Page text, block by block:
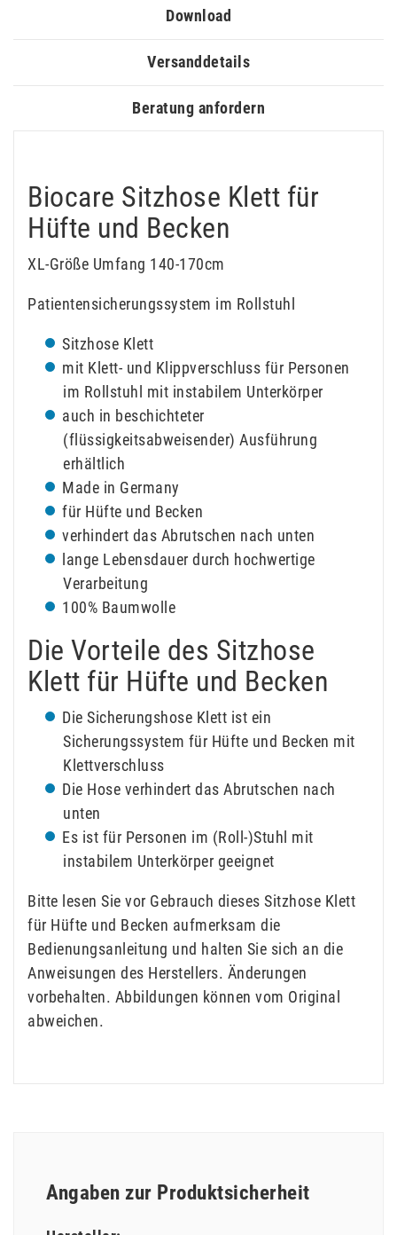
Download
Versanddetails
Beratung anfordern
Biocare Sitzhose Klett für
Hüfte und Becken
XL-Größe Umfang 140-170cm
Patientensicherungssystem im Rollstuhl
Sitzhose Klett
mit Klett- und Klippverschluss für Personen
im Rollstuhl mit instabilem Unterkörper
auch in beschichteter
(flüssigkeitsabweisender) Ausführung
erhältlich
Made in Germany
für Hüfte und Becken
verhindert das Abrutschen nach unten
lange Lebensdauer durch hochwertige
Verarbeitung
100% Baumwolle
Die Vorteile des Sitzhose
Klett für Hüfte und Becken
Die Sicherungshose Klett ist ein
Sicherungssystem für Hüfte und Becken mit
Klettverschluss
Die Hose verhindert das Abrutschen nach
unten
Es ist für Personen im (Roll-)Stuhl mit
instabilem Unterkörper geeignet
Bitte lesen Sie vor Gebrauch dieses Sitzhose Klett
für Hüfte und Becken aufmerksam die
Bedienungsanleitung und halten Sie sich an die
Anweisungen des Herstellers. Änderungen
vorbehalten. Abbildungen können vom Original
abweichen.
Angaben zur Produktsicherheit